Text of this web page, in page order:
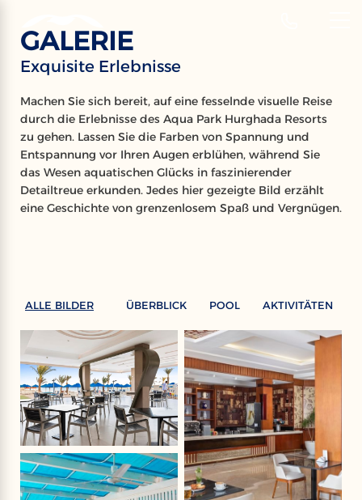
GALERIE
Exquisite Erlebnisse
GALERIE
Exquisite Erlebnisse
Machen Sie sich bereit, auf eine fesselnde visuelle Reise
durch die Erlebnisse des Aqua Park Hurghada Resorts
zu gehen. Lassen Sie die Farben von Spannung und
Entspannung vor Ihren Augen erblühen, während Sie
das Wesen aquatischen Glücks in faszinierender
Detailtreue erkunden. Jedes hier gezeigte Bild erzählt
eine Geschichte von grenzenlosem Spaß und Vergnügen.
ALLE BILDER ÜBERBLICK POOL AKTIVITÄTEN